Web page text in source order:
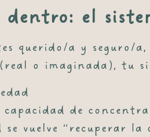
dentro: el
querido/a y seguro/
o imaginada), tu
capacidad de
vuelve “recuperar la